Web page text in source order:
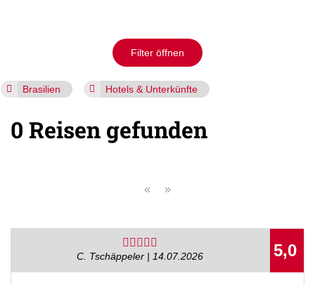
Filter öffnen
Brasilien Hotels & Unterkünfte
0 Reisen gefunden
« »
5,0
C. Tschäppeler | 14.07.2026